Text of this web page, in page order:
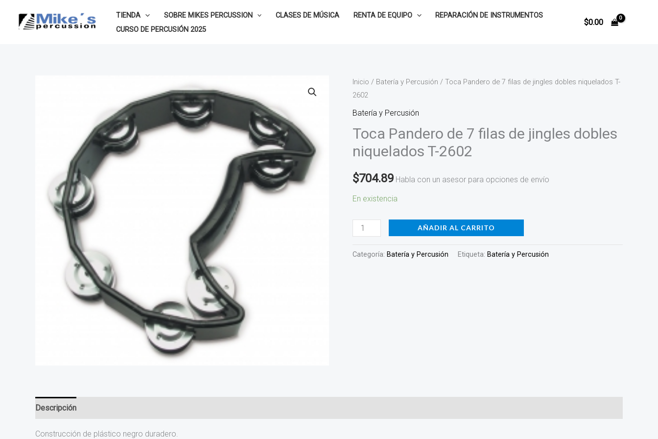
TIENDA SOBRE MIKES PERCUSSION CLASES DE MÚSICA RENTA DE EQUIPO
REPARACIÓN DE INSTRUMENTOS
CURSO DE PERCUSIÓN 2025
$0.00
Inicio / Batería y Percusión / Toca Pandero de 7 filas de jingles dobles niquelados T-
2602
Batería y Percusión
Toca Pandero de 7 filas de jingles dobles
niquelados T-2602
$704.89 Habla con un asesor para opciones de envío
En existencia
Toca
Pandero
de
filas
de
dobles
niquelados
2602
cantidad
AÑADIR AL CARRITO
Categoría: Batería y Percusión Etiqueta: Batería y Percusión
Descripción
Construcción de plástico negro duradero.